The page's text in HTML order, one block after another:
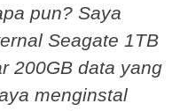
pun? Saya
Seagate 1TB
200GB data yang
menginstal